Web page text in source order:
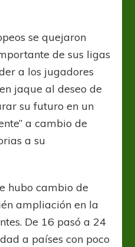
se quejaron
de sus ligas
a los jugadores
jaque al deseo de
su futuro en un
a cambio de
a su
hubo cambio de
ampliación en la
De 16 pasó a 24
a países con poco